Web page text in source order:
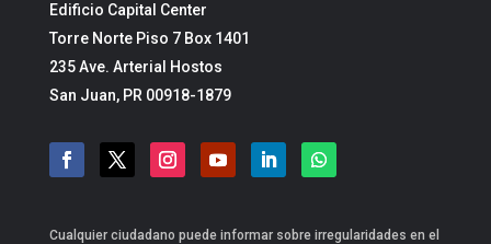
Edificio Capital Center
Torre Norte Piso 7 Box 1401
235 Ave. Arterial Hostos
San Juan, PR 00918-1879
Cualquier ciudadano puede informar sobre irregularidades en el